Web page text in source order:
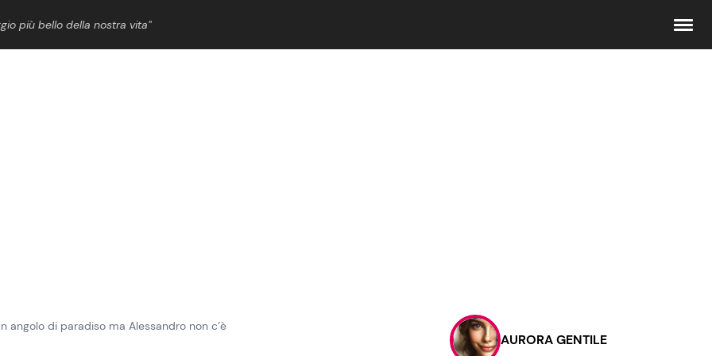
più bello della nostra vita”
Contattaci
Pubblicità
angolo di paradiso ma Alessandro non c’è
AURORA GENTILE